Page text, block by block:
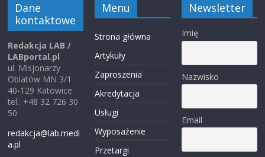
Dane
kontaktowe
Redakcja LAB /
LABportal.pl
ul. Misjonarzy
Oblatów MN 3/1
40-129 Katowice
tel.: +48 32 726 30
50
redakcja@lab.medi
a.pl
Menu
Strona główna
Artykuły
Zaproszenia
Akredytacja
Usługi
Wyposażenie
Przetargi
Newsletter
Imię
Nazwisko
Email